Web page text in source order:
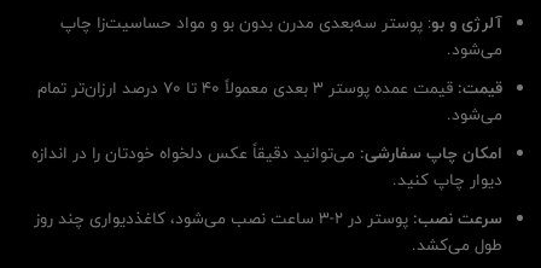
آلرژی و بو: پوستر سه‌بعدی مدرن بدون بو و مواد حساسیت‌زا چاپ
می‌شود.
قیمت:
قیمت عمده پوستر 3 بعدی معمولاً ۴۰ تا ۷۰ درصد ارزان‌تر تمام
می‌شود.
امکان چاپ سفارشی: می‌توانید دقیقاً عکس دلخواه خودتان را در اندازه
دیوار چاپ کنید.
سرعت نصب:
پوستر در ۲-۳ ساعت نصب می‌شود، کاغذدیواری چند روز
طول می‌کشد.